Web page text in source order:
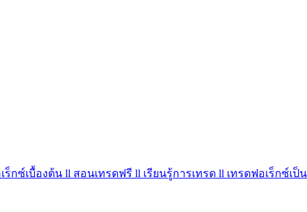
เร็กซ์เบื้องต้น ll สอนเทรดฟรี ll เรียนรู้การเทรด ll เทรดฟอเร็กซ์เป็